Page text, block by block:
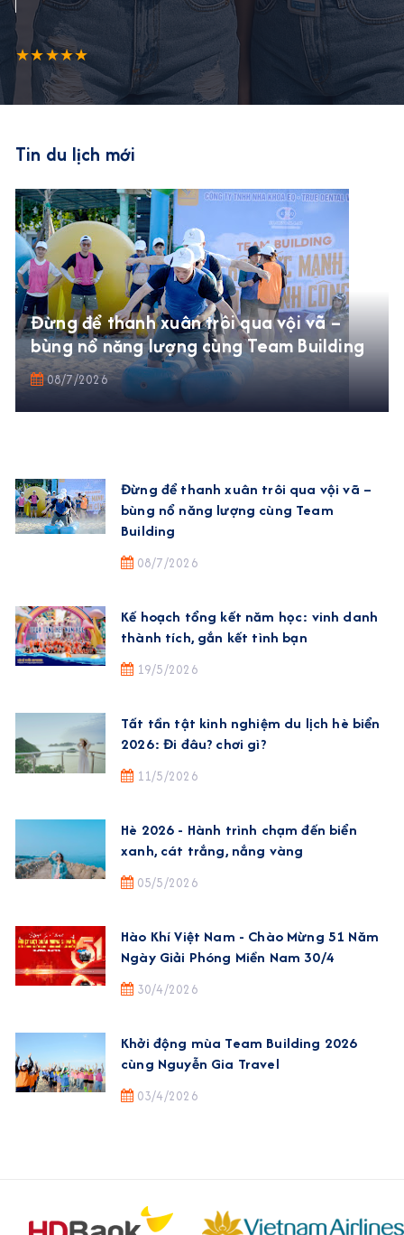
★★★★★
Tin du lịch mới
Đừng để thanh xuân trôi qua vội vã –
bùng nổ năng lượng cùng Team Building
08/7/2026
Đừng để thanh xuân trôi qua vội vã –
bùng nổ năng lượng cùng Team
Building
08/7/2026
Kế hoạch tổng kết năm học: vinh danh
thành tích, gắn kết tình bạn
19/5/2026
Tất tần tật kinh nghiệm du lịch hè biển
2026: Đi đâu? chơi gì?
11/5/2026
Hè 2026 - Hành trình chạm đến biển
xanh, cát trắng, nắng vàng
05/5/2026
Hào Khí Việt Nam - Chào Mừng 51 Năm
Ngày Giải Phóng Miền Nam 30/4
30/4/2026
Khởi động mùa Team Building 2026
cùng Nguyễn Gia Travel
03/4/2026